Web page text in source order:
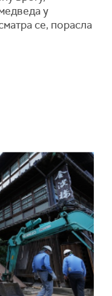
у
се, порасла